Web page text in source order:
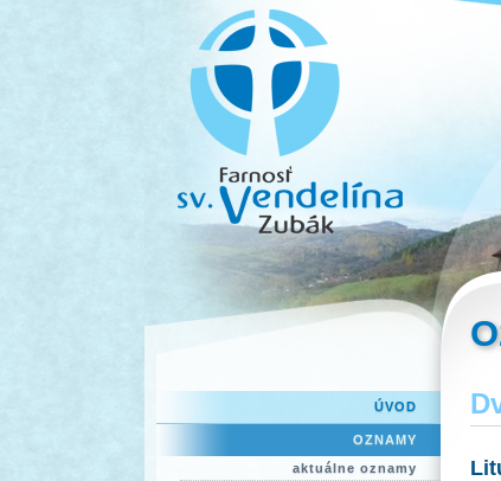
ÚVOD
OZNAMY
aktuálne oznamy